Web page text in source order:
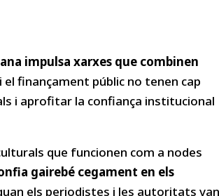
impulsa xarxes que combinen
finançament públic no tenen cap
i aprofitar la confiança institucional
que funcionen com a nodes
gairebé cegament en els
els periodistes i les autoritats van